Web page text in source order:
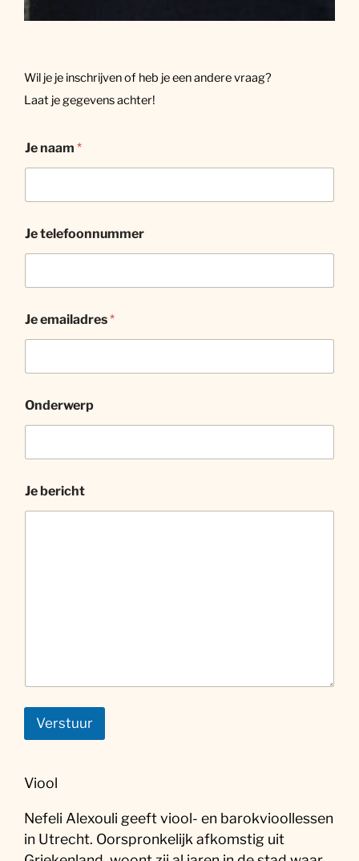
Wil je je inschrijven of heb je een andere vraag?
Laat je gegevens achter!
Je naam*
Je telefoonnummer
Je emailadres*
Onderwerp
Je bericht
Verstuur
Viool
Nefeli Alexouli geeft viool- en barokvioollessen
in Utrecht. Oorspronkelijk afkomstig uit